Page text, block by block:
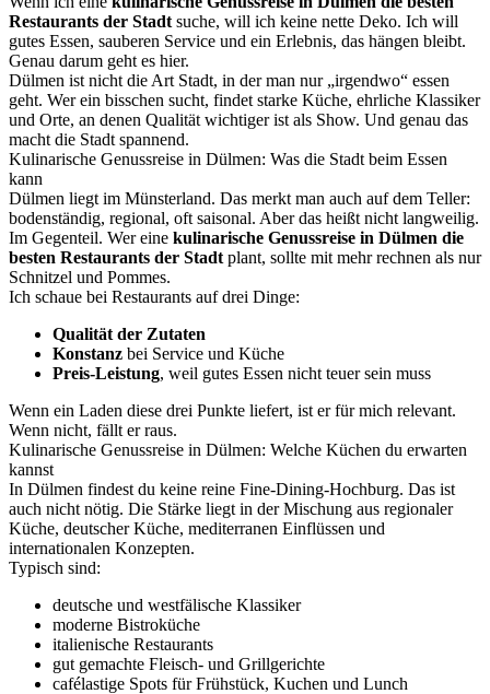
Restaurants der Stadt suche, will ich keine nette Deko. Ich will
gutes Essen, sauberen Service und ein Erlebnis, das hängen bleibt.
Genau darum geht es hier.
Dülmen ist nicht die Art Stadt, in der man nur „irgendwo“ essen
geht. Wer ein bisschen sucht, findet starke Küche, ehrliche Klassiker
und Orte, an denen Qualität wichtiger ist als Show. Und genau das
macht die Stadt spannend.
Kulinarische Genussreise in Dülmen: Was die Stadt beim Essen
kann
Dülmen liegt im Münsterland. Das merkt man auch auf dem Teller:
bodenständig, regional, oft saisonal. Aber das heißt nicht langweilig.
Im Gegenteil. Wer eine kulinarische Genussreise in Dülmen die
besten Restaurants der Stadt plant, sollte mit mehr rechnen als nur
Schnitzel und Pommes.
Ich schaue bei Restaurants auf drei Dinge:
Qualität der Zutaten
Konstanz bei Service und Küche
Preis-Leistung, weil gutes Essen nicht teuer sein muss
Wenn ein Laden diese drei Punkte liefert, ist er für mich relevant.
Wenn nicht, fällt er raus.
Kulinarische Genussreise in Dülmen: Welche Küchen du erwarten
kannst
In Dülmen findest du keine reine Fine-Dining-Hochburg. Das ist
auch nicht nötig. Die Stärke liegt in der Mischung aus regionaler
Küche, deutscher Küche, mediterranen Einflüssen und
internationalen Konzepten.
Typisch sind:
deutsche und westfälische Klassiker
moderne Bistroküche
italienische Restaurants
gut gemachte Fleisch- und Grillgerichte
cafélastige Spots für Frühstück, Kuchen und Lunch